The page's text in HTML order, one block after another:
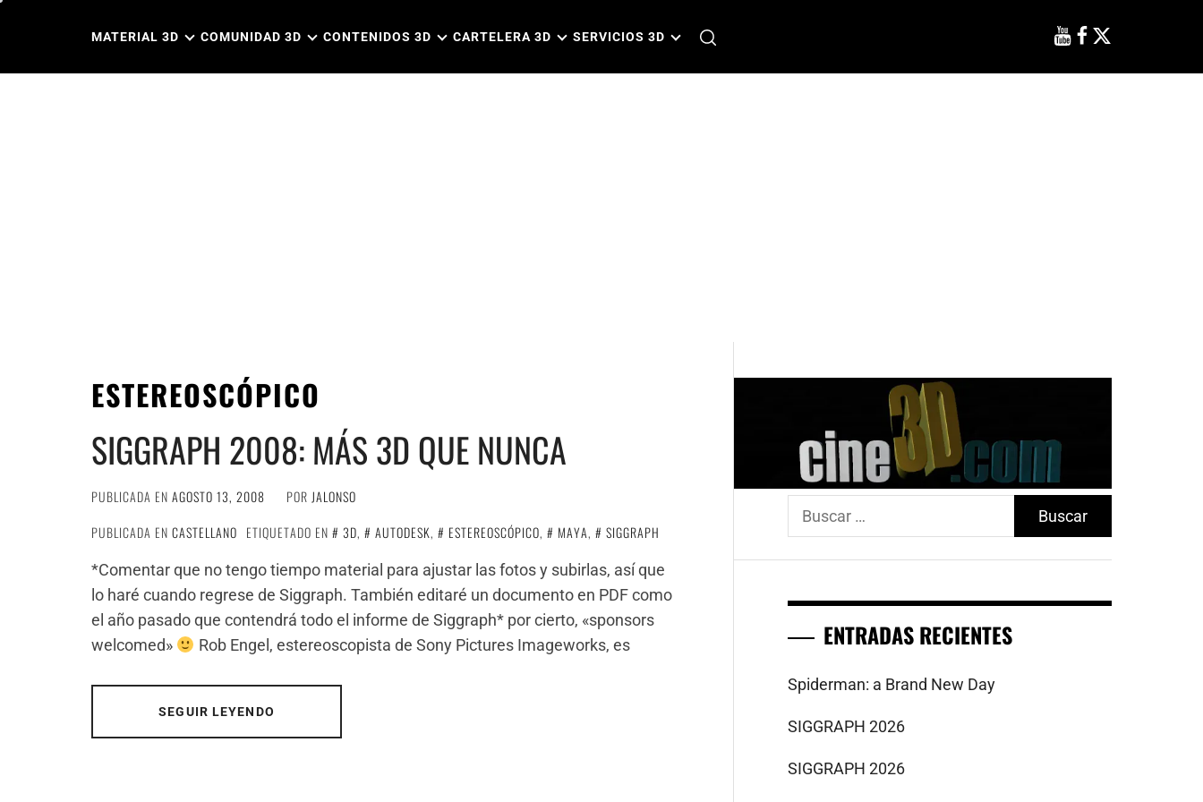
MATERIAL 3D COMUNIDAD 3D CONTENIDOS 3D CARTELERA 3D SERVICIOS 3D
ESTEREOSCÓPICO
SIGGRAPH 2008: MÁS 3D QUE NUNCA
PUBLICADA EN AGOSTO 13, 2008 POR JALONSO
PUBLICADA EN CASTELLANO ETIQUETADO EN 3D, AUTODESK, ESTEREOSCÓPICO, MAYA,
SIGGRAPH
*Comentar que no tengo tiempo material para ajustar las fotos y subirlas, así que
lo haré cuando regrese de Siggraph. También editaré un documento en PDF como
el año pasado que contendrá todo el informe de Siggraph* por cierto, «sponsors
welcomed»
Rob Engel, estereoscopista de Sony Pictures Imageworks, es
SEGUIR LEYENDO
Buscar:
ENTRADAS RECIENTES
Spiderman: a Brand New Day
SIGGRAPH 2026
SIGGRAPH 2026